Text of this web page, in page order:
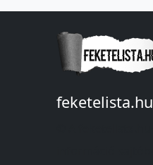
feketelista.hu